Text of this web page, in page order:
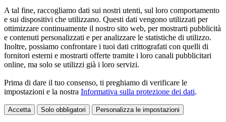
A tal fine, raccogliamo dati sui nostri utenti, sul loro comportamento
e sui dispositivi che utilizzano. Questi dati vengono utilizzati per
ottimizzare continuamente il nostro sito web, per mostrarti pubblicità
e contenuti personalizzati e per analizzare le statistiche di utilizzo.
Inoltre, possiamo confrontare i tuoi dati crittografati con quelli di
fornitori esterni e mostrarti offerte tramite i loro canali pubblicitari
online, ma solo se utilizzi già i loro servizi.
Prima di dare il tuo consenso, ti preghiamo di verificare le
impostazioni e la nostra Informativa sulla protezione dei dati.
Accetta Solo obbligatori Personalizza le impostazioni